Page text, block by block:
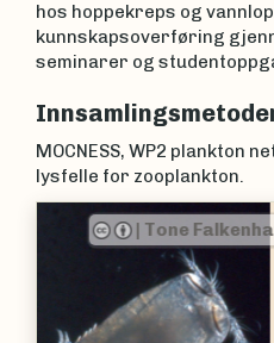
hos hoppekreps og
kunnskapsoverføring
seminarer og
MOCNESS, WP2 plankton
lysfelle for zooplankton.